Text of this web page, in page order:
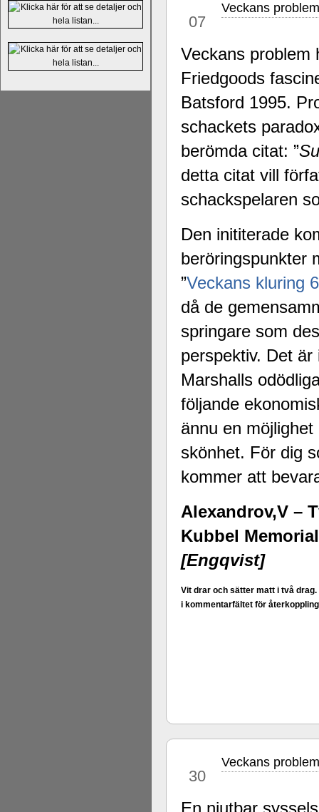
milstolpen i schackhistorien när
tacksamma och nöjda över alla de
parturnering i Alingsås 4-5 maj.
07
Veckans
Veckans problem
Friedgoods
Batsford 1995.
schackets
berömda citat: ”
detta citat vill
schackspelaren
Den inititerade
beröringspunkter
”Veckans kluring
då de
springare som
perspektiv. Det
Marshalls
följande
ännu en
skönhet. För dig
kommer att
Alexandrov,V –
Kubbel
[Engqvist]
Vit drar och sätter matt i två
i kommentarfältet för
30
Veckans
En njutbar